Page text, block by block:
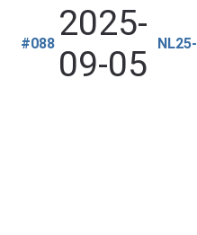
#088 2025-
09-05